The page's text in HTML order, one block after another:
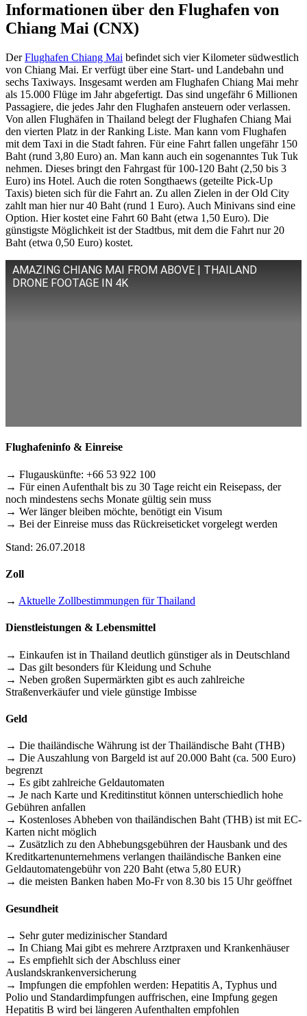
Informationen über den Flughafen von
Chiang Mai (CNX)
DerFlughafen Chiang Mai befindet sich vier Kilometer südwestlich
von Chiang Mai. Er verfügt über eine Start- und Landebahn und
sechs Taxiways. Insgesamt werden am Flughafen Chiang Mai mehr
als 15.000 Flüge im Jahr abgefertigt. Das sind ungefähr 6 Millionen
Passagiere, die jedes Jahr den Flughafen ansteuern oder verlassen.
Von allen Flughäfen in Thailand belegt der Flughafen Chiang Mai
den vierten Platz in der Ranking Liste. Man kann vom Flughafen
mit dem Taxi in die Stadt fahren. Für eine Fahrt fallen ungefähr 150
Baht (rund 3,80 Euro) an. Man kann auch ein sogenanntes Tuk Tuk
nehmen. Dieses bringt den Fahrgast für 100-120 Baht (2,50 bis 3
Euro) ins Hotel. Auch die roten Songthaews (geteilte Pick-Up
Taxis) bieten sich für die Fahrt an. Zu allen Zielen in der Old City
zahlt man hier nur 40 Baht (rund 1 Euro). Auch Minivans sind eine
Option. Hier kostet eine Fahrt 60 Baht (etwa 1,50 Euro). Die
günstigste Möglichkeit ist der Stadtbus, mit dem die Fahrt nur 20
Baht (etwa 0,50 Euro) kostet.
AMAZING CHIANG MAI FROM ABOVE | THAILAND
DRONE FOOTAGE IN 4K
Flughafeninfo & Einreise
→ Flugauskünfte: +66 53 922 100
→ Für einen Aufenthalt bis zu 30 Tage reicht ein Reisepass, der
noch mindestens sechs Monate gültig sein muss
→ Wer länger bleiben möchte, benötigt ein Visum
→ Bei der Einreise muss das Rückreiseticket vorgelegt werden
Stand: 26.07.2018
Zoll
→ Aktuelle Zollbestimmungen für Thailand
Dienstleistungen & Lebensmittel
→ Einkaufen ist in Thailand deutlich günstiger als in Deutschland
→ Das gilt besonders für Kleidung und Schuhe
→ Neben großen Supermärkten gibt es auch zahlreiche
Straßenverkäufer und viele günstige Imbisse
Geld
→ Die thailändische Währung ist der Thailändische Baht (THB)
→ Die Auszahlung von Bargeld ist auf 20.000 Baht (ca. 500 Euro)
begrenzt
→ Es gibt zahlreiche Geldautomaten
→ Je nach Karte und Kreditinstitut können unterschiedlich hohe
Gebühren anfallen
→ Kostenloses Abheben von thailändischen Baht (THB) ist mit EC-
Karten nicht möglich
→ Zusätzlich zu den Abhebungsgebühren der Hausbank und des
Kreditkartenunternehmens verlangen thailändische Banken eine
Geldautomatengebühr von 220 Baht (etwa 5,80 EUR)
→ die meisten Banken haben Mo-Fr von 8.30 bis 15 Uhr geöffnet
Gesundheit
→ Sehr guter medizinischer Standard
→ In Chiang Mai gibt es mehrere Arztpraxen und Krankenhäuser
→ Es empfiehlt sich der Abschluss einer
Auslandskrankenversicherung
→ Impfungen die empfohlen werden: Hepatitis A, Typhus und
Polio und Standardimpfungen auffrischen, eine Impfung gegen
Hepatitis B wird bei längeren Aufenthalten empfohlen